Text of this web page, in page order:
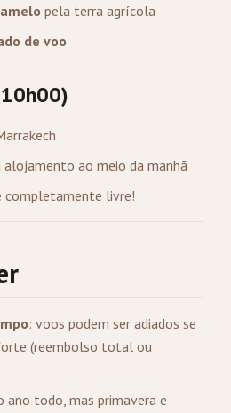
pela terra agrícola
de voo
alojamento ao meio da manhã
completamente livre!
: voos podem ser adiados se
(reembolso total ou
ano todo, mas primavera e